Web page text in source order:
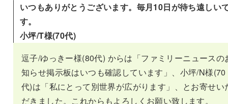
いつもありがとうございます。毎月10日が待ち遠しい
す。
小坪/T様(70代)
逗子/ゆっきー様(80代) からは「ファミリーニュースの
知らせ掲示板はいつも確認しています」、小坪/N様(70
代)は「私にとって別世界が広がります」、とお寄せい
だきました。これからもよろしくお願い致します。